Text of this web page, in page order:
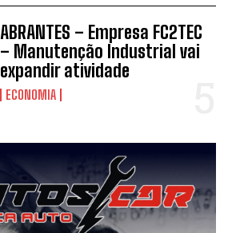
ABRANTES – Empresa FC2TEC
– Manutenção Industrial vai
expandir atividade
ECONOMIA